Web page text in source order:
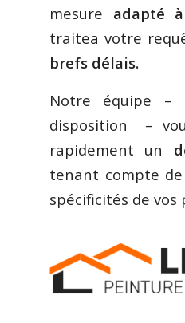
mesure adapté
traitea votre
brefs délais.
Notre équipe –
disposition –
rapidement un
tenant compte
spécificités de vos